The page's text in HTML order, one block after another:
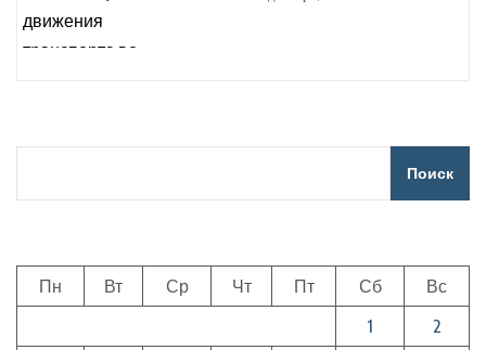
Поиск
Пн Вт Ср Чт Пт Сб
Вс
1
2